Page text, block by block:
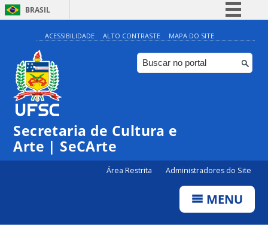
BRASIL
Simplifique!
Comunica BR
Participe
ACESSIBILIDADE ALTO CONTRASTE MAPA DO SITE
Secretaria de Cultura e
Arte | SeCArte
Área Restrita Administradores do Site
MENU